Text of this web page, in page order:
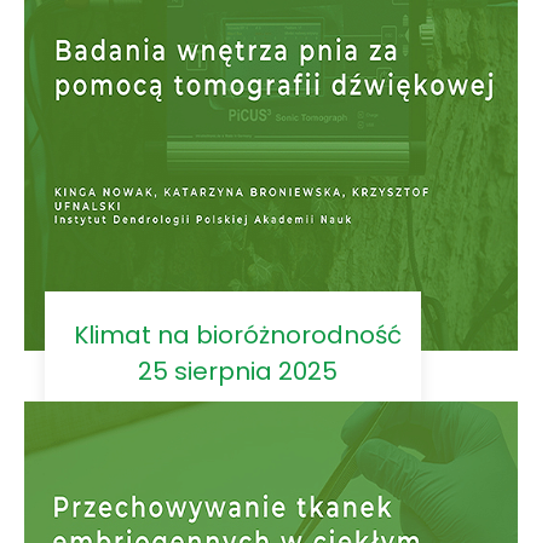
Klimat na bioróżnorodność
25 sierpnia 2025